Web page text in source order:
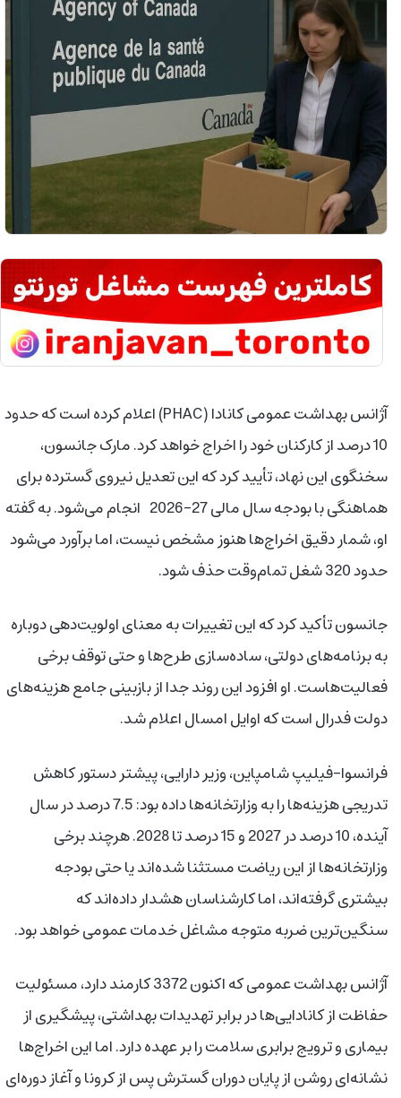
آژانس بهداشت عمومی کانادا (PHAC) اعلام کرده است که حدود
10 درصد از کارکنان خود را اخراج خواهد کرد. مارک جانسون،
سخنگوی این نهاد، تأیید کرد که این تعدیل نیروی گسترده برای
هماهنگی با بودجه سال مالی 27-2026 انجام می‌شود. به گفته
او، شمار دقیق اخراج‌ها هنوز مشخص نیست، اما برآورد می‌شود
حدود 320 شغل تمام‌وقت حذف شود.
جانسون تأکید کرد که این تغییرات به معنای اولویت‌دهی دوباره
به برنامه‌های دولتی، ساده‌سازی طرح‌ها و حتی توقف برخی
فعالیت‌هاست. او افزود این روند جدا از بازبینی جامع هزینه‌های
دولت فدرال است که اوایل امسال اعلام شد.
فرانسوا-فیلیپ شامپاین، وزیر دارایی، پیشتر دستور کاهش
تدریجی هزینه‌ها را به وزارتخانه‌ها داده بود: 7.5 درصد در سال
آینده، 10 درصد در 2027 و 15 درصد تا 2028. هرچند برخی
وزارتخانه‌ها از این ریاضت مستثنا شده‌اند یا حتی بودجه
بیشتری گرفته‌اند، اما کارشناسان هشدار داده‌اند که
سنگین‌ترین ضربه متوجه مشاغل خدمات عمومی خواهد بود.
آژانس بهداشت عمومی که اکنون 3372 کارمند دارد، مسئولیت
حفاظت از کانادایی‌ها در برابر تهدیدات بهداشتی، پیشگیری از
بیماری و ترویج برابری سلامت را بر عهده دارد. اما این اخراج‌ها
نشانه‌ای روشن از پایان دوران گسترش پس از کرونا و آغاز دوره‌ای